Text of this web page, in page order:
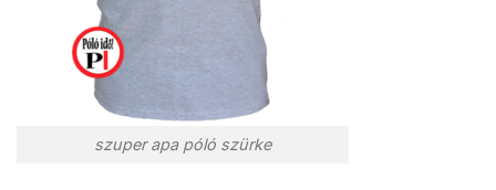
szuper apa póló szürke